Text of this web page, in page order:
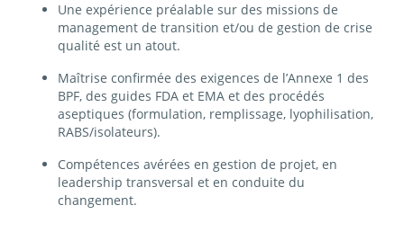
Une expérience préalable sur des missions de
management de transition et/ou de gestion de crise
qualité est un atout.
Maîtrise confirmée des exigences de l’Annexe 1 des
BPF, des guides FDA et EMA et des procédés
aseptiques (formulation, remplissage, lyophilisation,
RABS/isolateurs).
Compétences avérées en gestion de projet, en
leadership transversal et en conduite du
changement.